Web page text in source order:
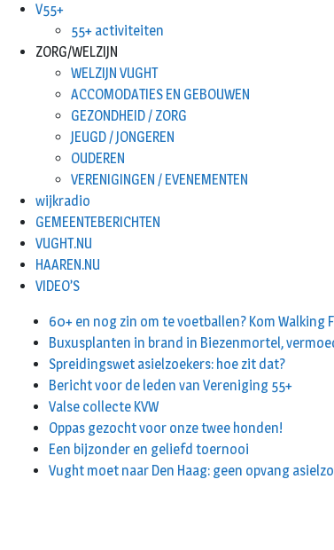
V55+
55+ activiteiten
ZORG/WELZIJN
WELZIJN VUGHT
ACCOMODATIES EN GEBOUWEN
GEZONDHEID / ZORG
JEUGD / JONGEREN
OUDEREN
VERENIGINGEN / EVENEMENTEN
wijkradio
GEMEENTEBERICHTEN
VUGHT.NU
HAAREN.NU
VIDEO’S
60+ en nog zin om te voetballen? Kom Walking
Buxusplanten in brand in Biezenmortel,
Spreidingswet asielzoekers: hoe zit dat?
Bericht voor de leden van Vereniging 55+
Valse collecte KVW
Oppas gezocht voor onze twee honden!
Een bijzonder en geliefd toernooi
Vught moet naar Den Haag: geen opvang